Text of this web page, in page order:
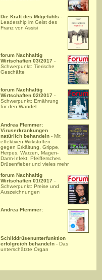
Die Kraft des Mitgefühls -
Leadership im Geist des
Franz von Assisi
forum Nachhaltig
Wirtschaften 03/2017 -
Schwerpunkt: Tierische
Geschäfte
forum Nachhaltig
Wirtschaften 02/2017 -
Schwerpunkt: Ernährung
für den Wandel
Andrea Flemmer:
Viruserkrankungen
natürlich behandeln - Mit
effektiven Wirkstoffen
gegen Erkältung, Grippe,
Herpes, Warzen, Magen-
Darm-Infekt, Pfeiffersches
Drüsenfieber und vieles mehr
forum Nachhaltig
Wirtschaften 01/2017 -
Schwerpunkt: Preise und
Auszeichnungen
Andrea Flemmer:
Schilddrüsenunterfunktion
erfolgreich behandeln - Das
unterschätzte Organ